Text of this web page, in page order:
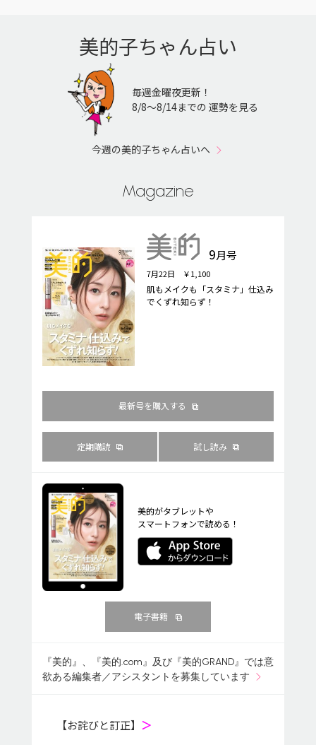
美的子ちゃん占い
毎週金曜夜更新！
8/8〜8/14までの 運勢を見る
今週の美的子ちゃん占いへ
Magazine
9月号
7月22日 ￥1,100
肌もメイクも「スタミナ」仕込み
でくずれ知らず！
最新号を購入する
定期購読 試し読み
美的がタブレットや
スマートフォンで読める！
電子書籍
『美的』、『美的.com』及び『美的GRAND』では意
欲ある編集者／アシスタントを募集しています
【お詫びと訂正】 ＞